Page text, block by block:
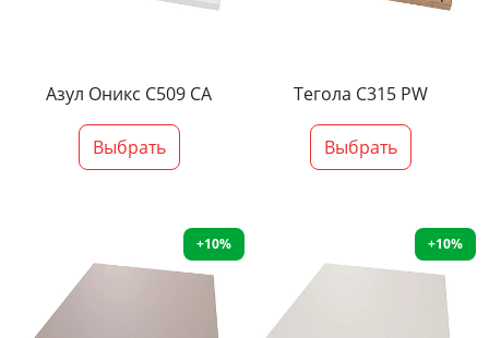
Азул Оникс С509 СА
Выбрать
Тегола С315 PW
Выбрать
+10% +10%